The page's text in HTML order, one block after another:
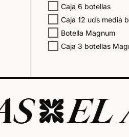
Caja 6 botellas
Caja 12 uds media
Botella Magnum
Caja 3 botellas
EL